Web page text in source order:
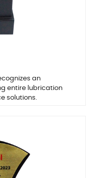
an
entire lubrication
solutions.